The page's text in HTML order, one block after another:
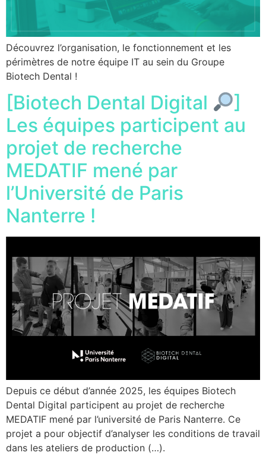
Découvrez l’organisation, le fonctionnement et les
périmètres de notre équipe IT au sein du Groupe
Biotech Dental !
[Biotech Dental Digital
]
Les équipes participent au
projet de recherche
MEDATIF mené par
l’Université de Paris
Nanterre !
Depuis ce début d’année 2025, les équipes Biotech
Dental Digital participent au projet de recherche
MEDATIF mené par l’université de Paris Nanterre. Ce
projet a pour objectif d’analyser les conditions de travail
dans les ateliers de production (…).